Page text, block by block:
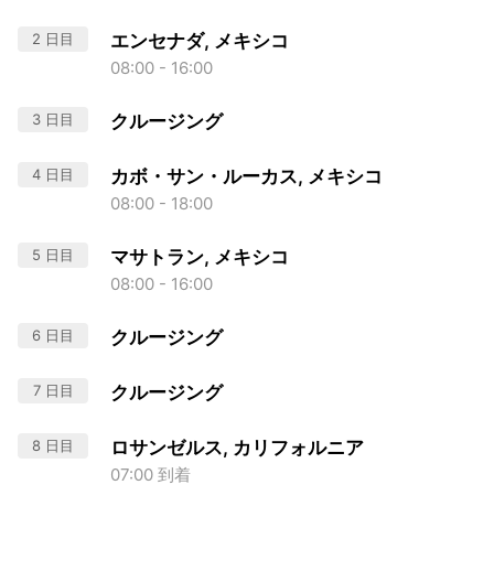
2 日目 エンセナダ, メキシコ
08:00 - 16:00
3 日目 クルージング
4 日目 カボ・サン・ルーカス, メキシコ
08:00 - 18:00
5 日目 マサトラン, メキシコ
08:00 - 16:00
6 日目 クルージング
7 日目 クルージング
8 日目 ロサンゼルス, カリフォルニア
07:00 到着